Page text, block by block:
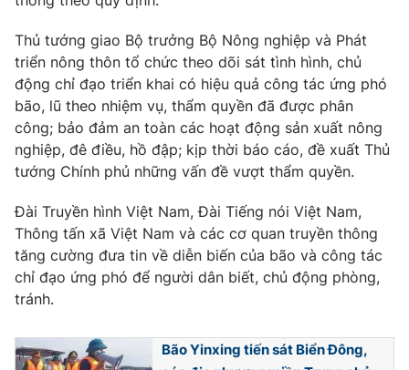
® Cấm sao chép dưới mọi hình thức nếu không có sự chấp
thuận bằng văn bản. Ghi rõ nguồn VTV.vn khi phát hành lại
thông tin từ website này.
Thủ tướng giao Bộ trưởng Bộ Nông nghiệp và Phát
triển nông thôn tổ chức theo dõi sát tình hình, chủ
động chỉ đạo triển khai có hiệu quả công tác ứng phó
bão, lũ theo nhiệm vụ, thẩm quyền đã được phân
công; bảo đảm an toàn các hoạt động sản xuất nông
nghiệp, đê điều, hồ đập; kịp thời báo cáo, đề xuất Thủ
tướng Chính phủ những vấn đề vượt thẩm quyền.
Đài Truyền hình Việt Nam, Đài Tiếng nói Việt Nam,
Thông tấn xã Việt Nam và các cơ quan truyền thông
tăng cường đưa tin về diễn biến của bão và công tác
chỉ đạo ứng phó để người dân biết, chủ động phòng,
tránh.
Bão Yinxing tiến sát Biển Đông,